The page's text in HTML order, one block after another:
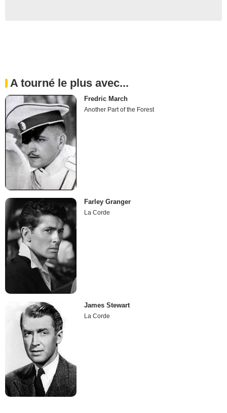
A tourné le plus avec...
Fredric March
Another Part of the Forest
Farley Granger
La Corde
James Stewart
La Corde